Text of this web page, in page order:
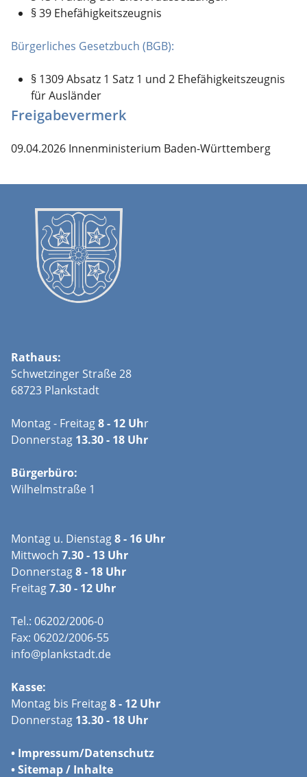
§ 39 Ehefähigkeitszeugnis
Bürgerliches Gesetzbuch (BGB):
§ 1309 Absatz 1 Satz 1 und 2 Ehefähigkeitszeugnis
für Ausländer
Freigabevermerk
09.04.2026 Innenministerium Baden-Württemberg
Rathaus:
Schwetzinger Straße 28
68723 Plankstadt
Montag - Freitag8 - 12 Uhr
Donnerstag 13.30 - 18 Uhr
Bürgerbüro:
Wilhelmstraße 1
Montag u. Dienstag8 - 16 Uhr
Mittwoch 7.30 - 13 Uhr
Donnerstag8 - 18 Uhr
Freitag7.30 - 12 Uhr
Tel.: 06202/2006-0
Fax: 06202/2006-55
info@plankstadt.de
Kasse:
Montag bis Freitag8 - 12 Uhr
Donnerstag 13.30 - 18 Uhr
• Impressum/Datenschutz
•Sitemap / Inhalte